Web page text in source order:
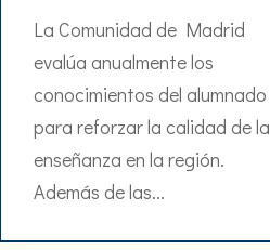
La Comunidad de Madrid
evalúa anualmente los
conocimientos del alumnado
para reforzar la calidad de la
enseñanza en la región.
Además de las...